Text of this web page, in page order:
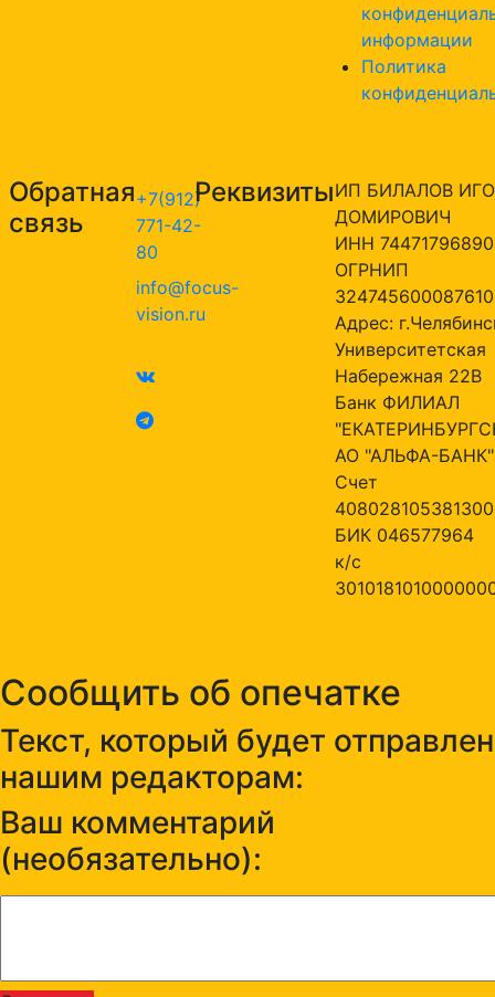
информации
Политика
Обратная
связь
+7(912)
771-42-
80
info@focus-
vision.ru
РеквизитыИП БИЛАЛОВ
ДОМИРОВИЧ
ИНН
ОГРНИП
324745600087610
Адрес:
Университетская
Набережная 22В
Банк ФИЛИАЛ
АО "АЛЬФА-БАНК"
Счет
БИК 046577964
к/с
Сообщить об опечатке
Текст, который будет отправлен
нашим редакторам:
Ваш комментарий
(необязательно):